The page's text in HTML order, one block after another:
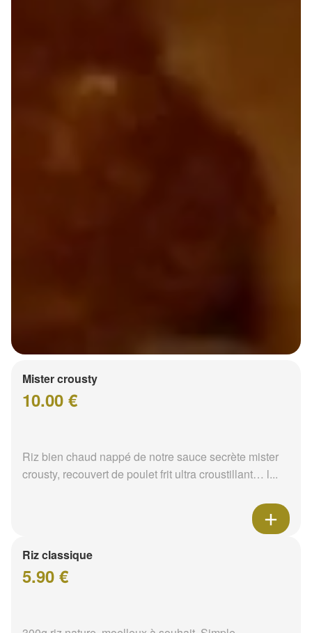
Mister crousty
10.00 €
Riz bien chaud nappé de notre sauce secrète mister
crousty, recouvert de poulet frit ultra croustillant… l...
Riz classique
5.90 €